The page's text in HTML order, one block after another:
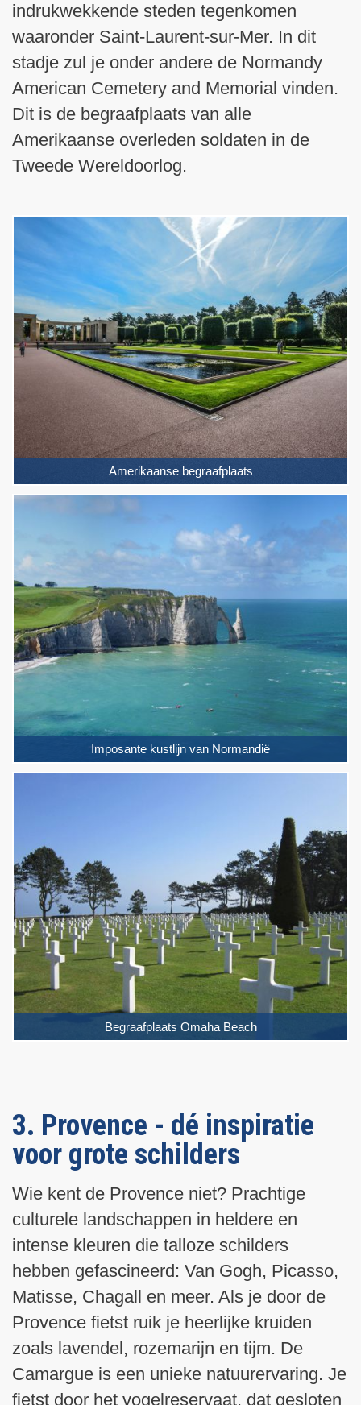
indrukwekkende steden tegenkomen
waaronder Saint-Laurent-sur-Mer. In dit
stadje zul je onder andere de Normandy
American Cemetery and Memorial vinden.
Dit is de begraafplaats van alle
Amerikaanse overleden soldaten in de
Tweede Wereldoorlog.
Amerikaanse begraafplaats
Imposante kustlijn van Normandië
Begraafplaats Omaha Beach
3. Provence - dé inspiratie
voor grote schilders
Wie kent de Provence niet? Prachtige
culturele landschappen in heldere en
intense kleuren die talloze schilders
hebben gefascineerd: Van Gogh, Picasso,
Matisse, Chagall en meer. Als je door de
Provence fietst ruik je heerlijke kruiden
zoals lavendel, rozemarijn en tijm. De
Camargue is een unieke natuurervaring. Je
fietst door het vogelreservaat, dat gesloten